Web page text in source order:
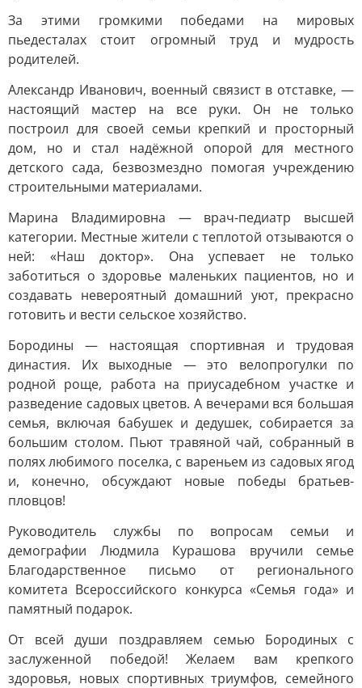
За этими громкими победами на мировых
пьедесталах стоит огромный труд и мудрость
родителей.
Александр Иванович, военный связист в отставке, —
настоящий мастер на все руки. Он не только
построил для своей семьи крепкий и просторный
дом, но и стал надёжной опорой для местного
детского сада, безвозмездно помогая учреждению
строительными материалами.
Марина Владимировна — врач-педиатр высшей
категории. Местные жители с теплотой отзываются о
ней: «Наш доктор». Она успевает не только
заботиться о здоровье маленьких пациентов, но и
создавать невероятный домашний уют, прекрасно
готовить и вести сельское хозяйство.
Бородины — настоящая спортивная и трудовая
династия. Их выходные — это велопрогулки по
родной роще, работа на приусадебном участке и
разведение садовых цветов. А вечерами вся большая
семья, включая бабушек и дедушек, собирается за
большим столом. Пьют травяной чай, собранный в
полях любимого поселка, с вареньем из садовых ягод
и, конечно, обсуждают новые победы братьев-
пловцов!
Руководитель службы по вопросам семьи и
демографии Людмила Курашова вручили семье
Благодарственное письмо от регионального
комитета Всероссийского конкурса «Семья года» и
памятный подарок.
От всей души поздравляем семью Бородиных с
заслуженной победой! Желаем вам крепкого
здоровья, новых спортивных триумфов, семейного